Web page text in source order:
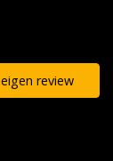
review